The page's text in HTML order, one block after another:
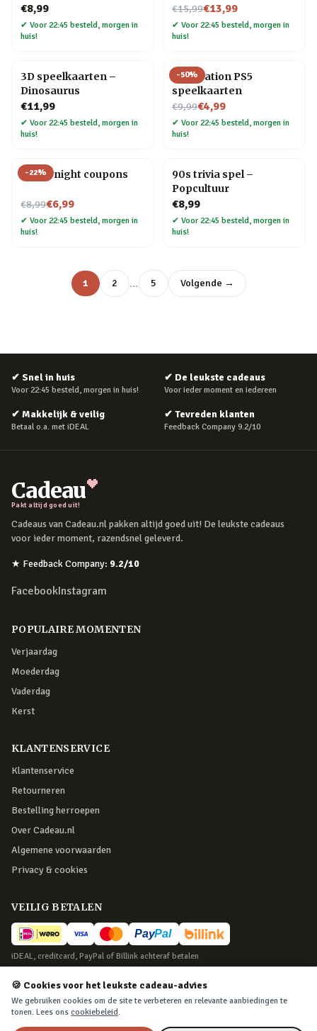
€8,99
✔ Voor 22:45 besteld, morgen in
huis!
€15,99
Nu voor€13,99
✔ Voor 22:45 besteld, morgen in
huis!
3D speelkaarten –
Dinosaurus
€11,99
✔ Voor 22:45 besteld, morgen in
huis!
-50%
PlayStation PS5
speelkaarten
€9,99
Nu voor€4,99
✔ Voor 22:45 besteld, morgen in
huis!
-22%
Movie night coupons
€8,99
Nu voor€6,99
✔ Voor 22:45 besteld, morgen in
huis!
90s trivia spel –
Popcultuur
€8,99
✔ Voor 22:45 besteld, morgen in
huis!
1 2 … 5 Volgende →
✔ Snel in huis
Voor 22:45 besteld, morgen in huis!
✔ De leukste cadeaus
Voor ieder moment en iedereen
✔ Makkelijk & veilig
Betaal o.a. met iDEAL
✔ Tevreden klanten
Feedback Company 9.2/10
Cadeau
Pakt altijd goed uit!
Cadeaus van Cadeau.nl pakken altijd goed uit! De leukste cadeaus
voor ieder moment, razendsnel geleverd.
★ Feedback Company: 9.2/10
FacebookInstagram
POPULAIRE MOMENTEN
Verjaardag
Moederdag
Vaderdag
Kerst
KLANTENSERVICE
Klantenservice
Retourneren
Bestelling herroepen
Over Cadeau.nl
Algemene voorwaarden
Privacy & cookies
VEILIG BETALEN
iDEAL, creditcard, PayPal of Billink achteraf betalen
BEZORGING
Voor 22:45 besteld, morgen in huis. Tot 365 dagen retourneren.
🍪 Cookies voor het leukste cadeau-advies
We gebruiken cookies om de site te verbeteren en relevante aanbiedingen te
tonen. Lees ons cookiebeleid.